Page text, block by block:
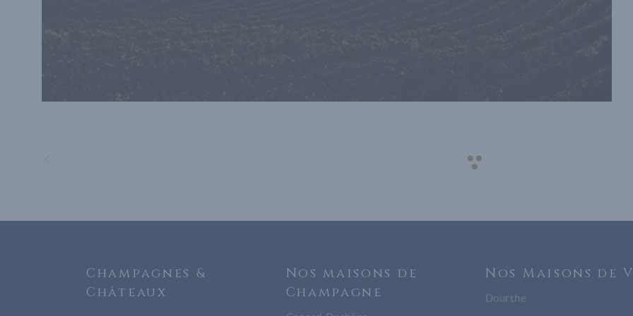
Champagnes &
Châteaux
Nos maisons de
Champagne
Nos Maisons de
Dourthe